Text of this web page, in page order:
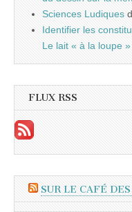
Sciences Ludiques
Identifier les
Le lait « à la loupe »
FLUX RSS
SUR LE CAFÉ